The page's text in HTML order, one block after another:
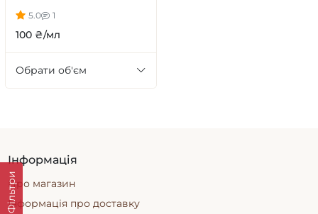
Фільтри
5.0 1
100 ₴/мл
Обрати об'єм
Інформація
Про магазин
Інформація про доставку